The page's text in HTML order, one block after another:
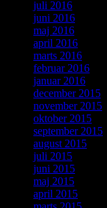
juli 2016
juni 2016
maj 2016
april 2016
marts 2016
februar 2016
januar 2016
december 2015
november 2015
oktober 2015
september 2015
august 2015
juli 2015
juni 2015
maj 2015
april 2015